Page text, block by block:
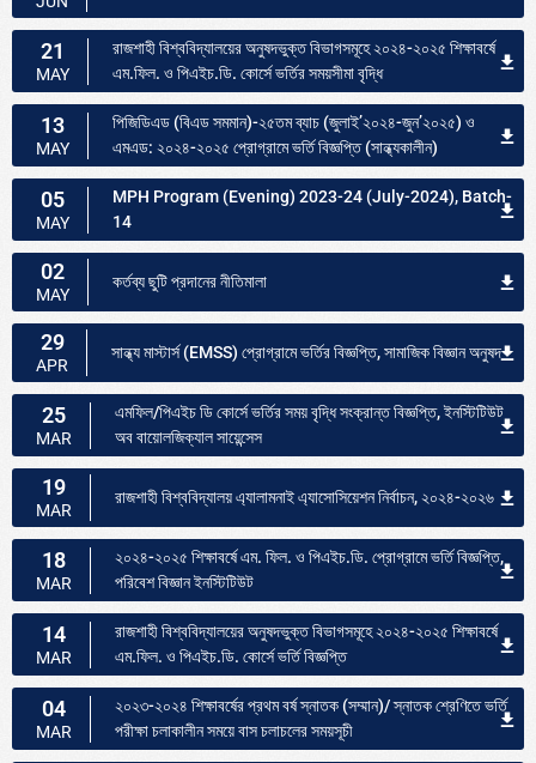
21
MAY
রাজশাহী বিশ্ববিদ্যালয়ের অনুষদভুক্ত বিভাগসমূহে ২০২৪-২০২৫ শিক্ষাবর্ষে
এম.ফিল. ও পিএইচ.ডি. কোর্সে ভর্তির সময়সীমা বৃদ্ধি
13
MAY
পিজিডিএড (বিএড সমমান)-২৫তম ব্যাচ (জুলাই’২০২৪-জুন’২০২৫) ও
এমএড: ২০২৪-২০২৫ প্রোগ্রামে ভর্তি বিজ্ঞপ্তি (সান্ধ্যকালীন)
05
MAY
MPH Program (Evening) 2023-24 (July-2024), Batch-
14
02
MAY
কর্তব্য ছুটি প্রদানের নীতিমালা
29
APR
সান্ধ্য মাস্টার্স (EMSS) প্রোগ্রামে ভর্তির বিজ্ঞপ্তি, সামাজিক বিজ্ঞান অনুষদ
25
MAR
এমফিল/পিএইচ ডি কোর্সে ভর্তির সময় বৃদ্ধি সংক্রান্ত বিজ্ঞপ্তি, ইনস্টিটিউট
অব বায়োলজিক্যাল সায়েন্সেস
19
MAR
রাজশাহী বিশ্ববিদ্যালয় এ্যালামনাই এ্যাসোসিয়েশন নির্বাচন, ২০২৪-২০২৬
18
MAR
২০২৪-২০২৫ শিক্ষাবর্ষে এম. ফিল. ও পিএইচ.ডি. প্রোগ্রামে ভর্তি বিজ্ঞপ্তি,
পরিবেশ বিজ্ঞান ইনস্টিটিউট
14
MAR
রাজশাহী বিশ্ববিদ্যালয়ের অনুষদভুক্ত বিভাগসমূহে ২০২৪-২০২৫ শিক্ষাবর্ষে
এম.ফিল. ও পিএইচ.ডি. কোর্সে ভর্তি বিজ্ঞপ্তি
04
MAR
২০২৩-২০২৪ শিক্ষাবর্ষের প্রথম বর্ষ স্নাতক (সম্মান)/ স্নাতক শ্রেণিতে ভর্তি
পরীক্ষা চলাকালীন সময়ে বাস চলাচলের সময়সূচী